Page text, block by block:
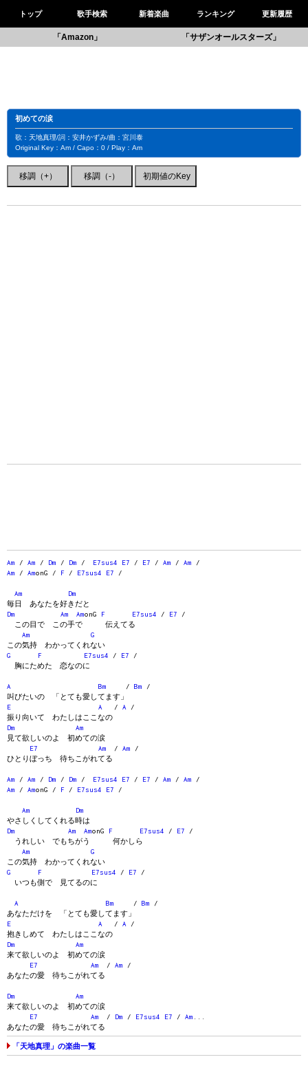
トップ 歌手検索 新着楽曲 ランキング 更新履歴
「Amazon」 「サザンオールスターズ」
初めての涙
歌：天地真理/詞：安井かずみ/曲：宮川泰
Original Key：Am / Capo：0 / Play：Am
Am / Am / Dm / Dm / E7sus4 E7 / E7 / Am / Am /
Am / AmonG / F / E7sus4 E7 /
Am
Dm
毎日 あなたを好きだと
Dm
Am AmonG F E7sus4 / E7 /
この目で この手で 伝えてる
Am
G
この気持 わかってくれない
G
F E7sus4 / E7 /
胸にためた 恋なのに
A Bm / Bm /
叫びたいの 「とても愛してます」
E
A / A /
振り向いて わたしはここなの
Dm
Am
見て欲しいのよ 初めての涙
E7
Am / Am /
ひとりぼっち 待ちこがれてる
Am / Am / Dm / Dm / E7sus4 E7 / E7 / Am / Am /
Am / AmonG / F / E7sus4 E7 /
Am
Dm
やさしくしてくれる時は
Dm
Am AmonG F E7sus4 / E7 /
うれしい でもちがう 何かしら
Am
G
この気持 わかってくれない
G
F E7sus4 / E7 /
いつも側で 見てるのに
A Bm / Bm /
あなただけを 「とても愛してます」
E
A / A /
抱きしめて わたしはここなの
Dm
Am
来て欲しいのよ 初めての涙
E7
Am / Am /
あなたの愛 待ちこがれてる
Dm
Am
来て欲しいのよ 初めての涙
E7
Am / Dm / E7sus4 E7 / Am
あなたの愛 待ちこがれてる
「天地真理」の楽曲一覧